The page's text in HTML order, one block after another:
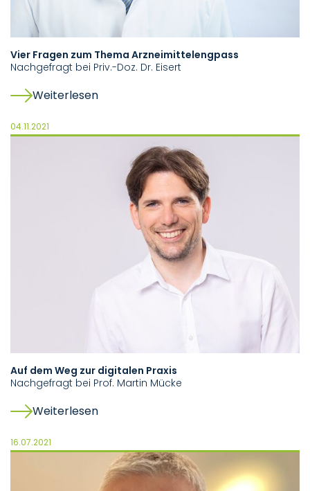
Vier Fragen zum Thema Arzneimittelengpass
Nachgefragt bei Priv.-Doz. Dr. Eisert
Weiterlesen
04.11.2021
Auf dem Weg zur digitalen Praxis
Nachgefragt bei Prof. Martin Mücke
Weiterlesen
16.07.2021